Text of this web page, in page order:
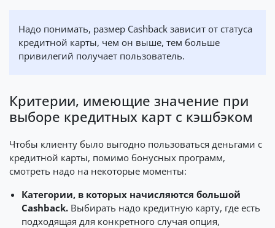
Надо понимать, размер Cashback зависит от статуса
кредитной карты, чем он выше, тем больше
привилегий получает пользователь.
Критерии, имеющие значение при
выборе кредитных карт с кэшбэком
Чтобы клиенту было выгодно пользоваться деньгами с
кредитной карты, помимо бонусных программ,
смотреть надо на некоторые моменты:
Категории, в которых начисляются большой
Cashback. Выбирать надо кредитную карту, где есть
подходящая для конкретного случая опция,